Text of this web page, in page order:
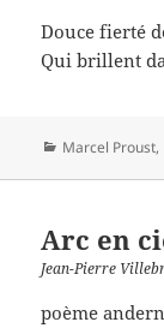
Douce fierté
Qui brillent
Catégories
Marcel Proust,
Arc en
Jean-Pierre
poème